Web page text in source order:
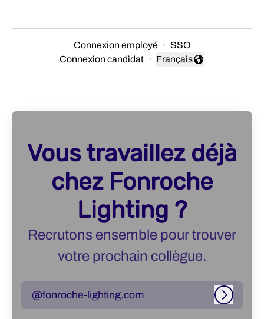
Connexion employé · SSO
Connexion candidat ·
Changer la langue
Français
Vous travaillez déjà
chez Fonroche
Lighting ?
Recrutons ensemble pour trouver
votre prochain collègue.
@fonroche-lighting.com